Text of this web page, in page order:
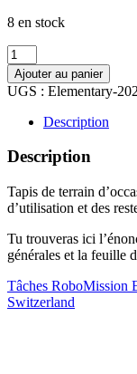
8 en stock
quantité
de
Terrain
de
Elementary
2026
Occ
Ajouter au panier
UGS : Elementary-
Description
Description
Tapis de terrain
d’utilisation et des
Tu trouveras ici
générales et la feuille
Tâches RoboMission
Switzerland